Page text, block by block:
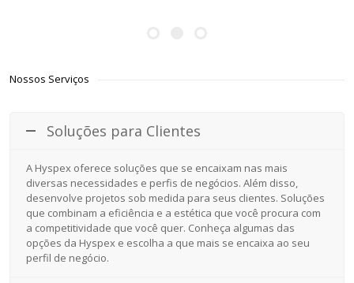
Nossos Serviços
Soluções para Clientes
A Hyspex oferece soluções que se encaixam nas mais
diversas necessidades e perfis de negócios. Além disso,
desenvolve projetos sob medida para seus clientes. Soluções
que combinam a eficiência e a estética que você procura com
a competitividade que você quer. Conheça algumas das
opções da Hyspex e escolha a que mais se encaixa ao seu
perfil de negócio.